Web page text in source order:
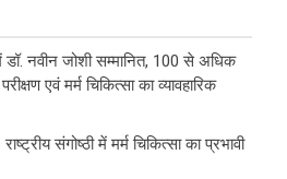
डॉ. नवीन जोशी सम्मानित, 100 से अधिक
एवं मर्म चिकित्सा का व्यावहारिक
संगोष्ठी में मर्म चिकित्सा का प्रभावी